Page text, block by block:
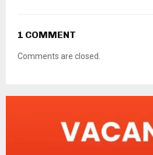
1 COMMENT
Comments are closed.